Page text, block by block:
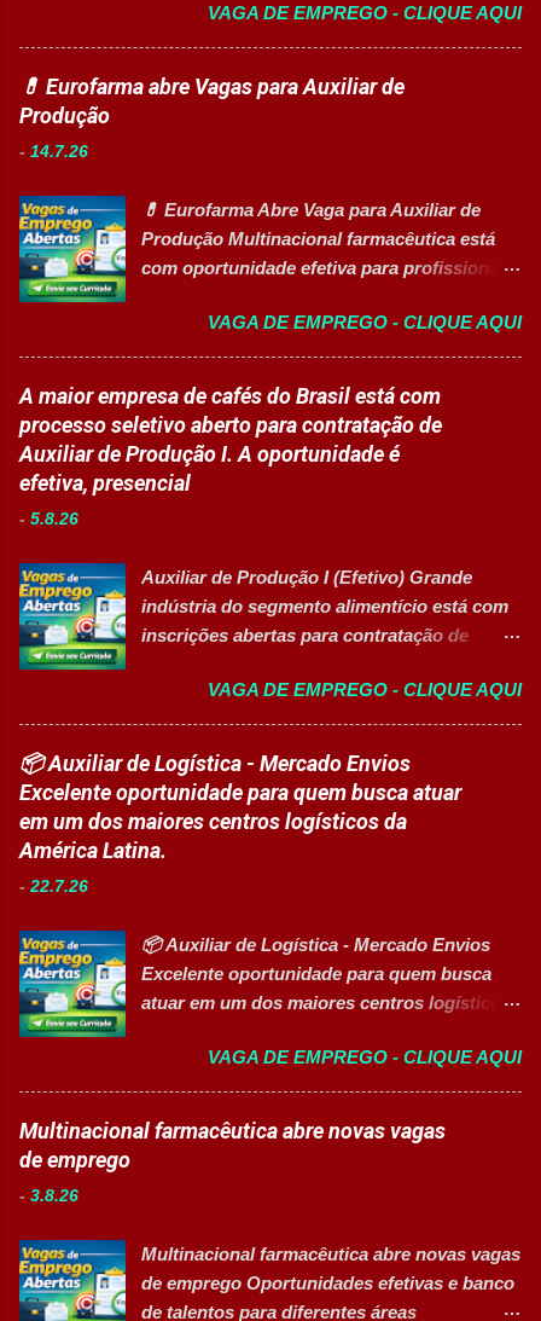
pedagógicas. Auxiliar estudantes em
projetos educacionais. Dar suporte em
atividades recreativas e lúdicas.
ambiente escolar organizado e seguro.
Acompanhar contratos quando designado
pela liderança. Apoiar diversas ações
as oportunidades disponíveis Um dos
maiores hospitais da região está com novas
vagas abertas para contratação em
diferentes setores. As oportunidades
(PcD). As vagas oferecem oportunidades de
desenvolvimento profissional em um
ambiente hospitalar estruturado, com
assistenciais, operacionais e de apoio. Vagas
abertas Auxiliar de Cozinha Técnico de
Enfermagem Enfermeiro Vigia (Modalidade
Intermitente) Assistente Administrativo I
(Exclusiva PcD) Auxiliar de Faturamento
(Exclusiva PcD) Jovem Aprendiz Arquivista
VAGA DE EMPREGO - CLIQUE AQUI
💊 Eurofarma abre Vagas para Auxiliar de
Produção
- 14.7.26
💊 Eurofarma Abre Vaga para Auxiliar de
Produção Multinacional farmacêutica está
com oportunidade efetiva para profissionais
Deficiência (PcD). 🏢 Sobre a Eurofarma
Com mais de 50 anos de história , a
Eurofarma é uma multinacional brasileira
presente em 22 países , reconhecida pela
inovação, qualidade e compromisso com o
acesso à saúde. A empresa conta com mais
desenvolvimento profissional e um ambiente
voltado para diversidade e inclusão. 👉
CANDIDATAR-SE AGORA 📋 Principais
embalagem, envase, manipulação e
preparação de materiais; ✅ Apoiar a limpeza
técnica das áreas produtivas; ✅ Preencher e
conferir documentos de produção; ✅
Auxiliar no setup e abastecimento das linhas
produtivas; ✅ Conferir materiais recebidos e
VAGA DE EMPREGO - CLIQUE AQUI
A maior empresa de cafés do Brasil está com
processo seletivo aberto para contratação de
Auxiliar de Produção I. A oportunidade é
efetiva, presencial
- 5.8.26
Auxiliar de Produção I (Efetivo) Grande
indústria do segmento alimentício está com
inscrições abertas para contratação de
AGORA Resumo da vaga Cargo: Auxiliar de
Produção I Empresa: Grupo 3Corações Tipo
de contratação: Efetivo (CLT) Modelo de
trabalho: Presencial Inscrições até: 10 de
agosto de 2026 Acessibilidade: Vaga
inclusiva para Pessoas com Deficiência
utilizados na fabricação. Realizar paletização
dos produtos acabados. Organizar e manter
o ambiente de trabalho limpo. Auxiliar
Comunicar anormalidades nos
equipamentos à manutenção. Cumprir
normas de segurança do trabalho. Executar
VAGA DE EMPREGO - CLIQUE AQUI
📦 Auxiliar de Logística - Mercado Envios
Excelente oportunidade para quem busca atuar
em um dos maiores centros logísticos da
América Latina.
- 22.7.26
📦 Auxiliar de Logística - Mercado Envios
Excelente oportunidade para quem busca
atuar em um dos maiores centros logísticos
📋 Sobre a oportunidade O Mercado Envios
está com oportunidade para Auxiliar de
Logística . A empresa busca profissionais
comprometidos, organizados e que desejam
Receber produtos no centro de distribuição;
Embalar e etiquetar mercadorias; Conferir
VAGA DE EMPREGO - CLIQUE AQUI
Multinacional farmacêutica abre novas vagas
de emprego
- 3.8.26
Multinacional farmacêutica abre novas vagas
de emprego Oportunidades efetivas e banco
de talentos para diferentes áreas